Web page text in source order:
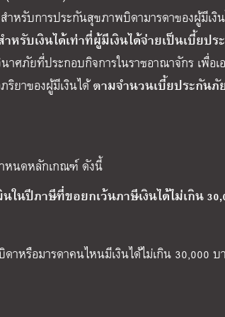
ำหรับการประกันสุขภาพบิดามารดาของผู้มีเงิ
ำหรับเงินได้เท่าที่ผู้มีเงินได้จ่ายเป็นเบี้ยป
ศภัยที่ประกอบกิจการในราชอาณาจักร เพื่อ
ริยาของผู้มีเงินได้ตามจำนวนเบี้ยประกันภั
ำหนดหลักเกณฑ์ ดังนี้
นปีภาษีที่ขอยกเว้นภาษีเงินได้ไม่เกิน
าหรือมารดาคนไหนมีเงินได้ไม่เกิน 30,000